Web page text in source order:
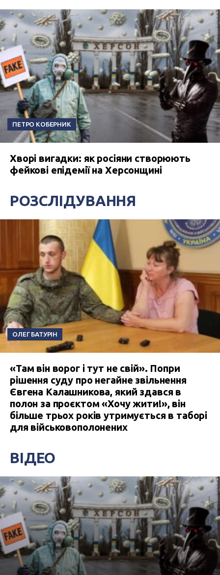
ПЕТРО КОБЕРНИК
Хворі вигадки: як росіяни створюють
фейкові епідемії на Херсонщині
РОЗСЛІДУВАННЯ
ОЛЕГ БАТУРІН
«Там він ворог і тут не свій». Попри
рішення суду про негайне звільнення
Євгена Калашникова, який здався в
полон за проєктом «Хочу жити!», він
більше трьох років утримується в таборі
для військовополонених
ВІДЕО